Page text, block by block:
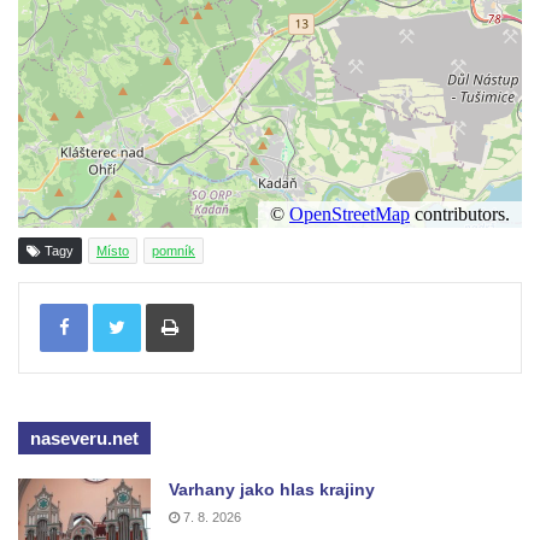
Hrob vojáků Rudé armády na hřbitově v
Račicích
Hrob Jiřího Dovhomilji na hřbitově v
Račicích
Hrob Antonína Medáčka na hřbitově v
Račicích
Hrob Josefa Moravce a Miroslava Moravce
na hřbitově v Dobříni
Pomník obětem válek na hřbitově v Dobříni
Pomník obětem 1. světové války v Lužici
Kenotaf Josefa Matese na hřbitově v Lužici
hřbitově v Lužici
Kenotaf Emila Miksche na hřbitově v Lužici
Kenotaf Antonína Krause na hřbitově v
Tagy Místo pomník
Tisknout
naseveru.net
Varhany jako hlas krajiny
7. 8. 2026